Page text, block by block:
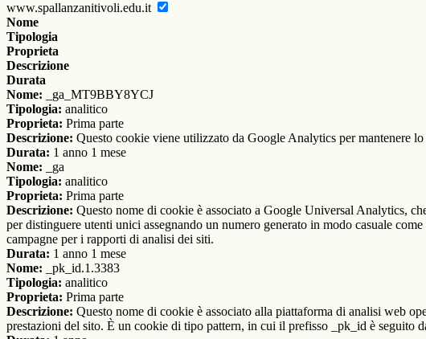
www.spallanzanitivoli.edu.it
Nome
Tipologia
Proprieta
Descrizione
Durata
Nome: _ga_MT9BBY8YCJ
Tipologia: analitico
Proprieta: Prima parte
Descrizione: Questo cookie viene utilizzato da Google Analytics per mantenere lo
Durata: 1 anno 1 mese
Nome: _ga
Tipologia: analitico
Proprieta: Prima parte
Descrizione: Questo nome di cookie è associato a Google Universal Analytics,
per distinguere utenti unici assegnando un numero generato in modo casuale
campagne per i rapporti di analisi dei siti.
Durata: 1 anno 1 mese
Nome: _pk_id.1.3383
Tipologia: analitico
Proprieta: Prima parte
Descrizione: Questo nome di cookie è associato alla piattaforma di analisi web
prestazioni del sito. È un cookie di tipo pattern, in cui il prefisso _pk_id è seguito